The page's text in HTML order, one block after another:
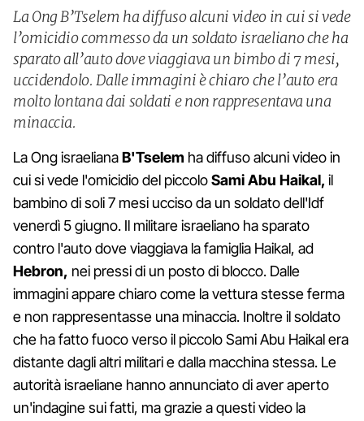
La Ong B’Tselem ha diffuso alcuni video in cui si vede
l’omicidio commesso da un soldato israeliano che ha
sparato all’auto dove viaggiava un bimbo di 7 mesi,
uccidendolo. Dalle immagini è chiaro che l’auto era
molto lontana dai soldati e non rappresentava una
minaccia.
La Ong israelianaB'Tselem ha diffuso alcuni video in
cui si vede l'omicidio del piccoloSami Abu Haikal, il
bambino di soli 7 mesi ucciso da un soldato dell'Idf
venerdì 5 giugno. Il militare israeliano ha sparato
contro l'auto dove viaggiava la famiglia Haikal, ad
Hebron, nei pressi di un posto di blocco. Dalle
immagini appare chiaro come la vettura stesse ferma
e non rappresentasse una minaccia. Inoltre il soldato
che ha fatto fuoco verso il piccolo Sami Abu Haikal era
distante dagli altri militari e dalla macchina stessa. Le
autorità israeliane hanno annunciato di aver aperto
un'indagine sui fatti, ma grazie a questi video la